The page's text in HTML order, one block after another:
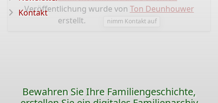
Veröffentlichung wurde von Ton Deunhouwer
erstellt.
nimm Kontakt auf
Kontakt
Bewahren Sie Ihre Familiengeschichte,